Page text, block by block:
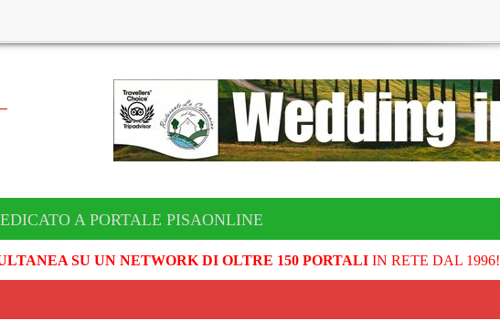
A PORTALE PISAONLINE
SU UN NETWORK DI OLTRE 150 PORTALIIN RETE DAL 1996!